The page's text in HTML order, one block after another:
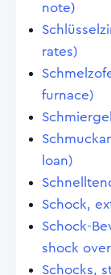
note)
rates)
furnace)
loan)
Schock,
Schock-
shock
Schocks,